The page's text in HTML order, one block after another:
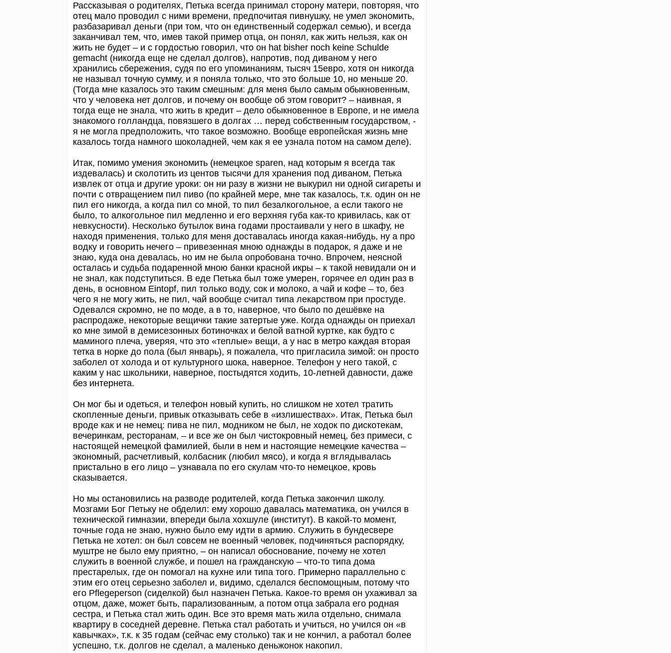
Рассказывая о родителях, Петька всегда принимал сторону матери, повторяя, что
отец мало проводил с ними времени, предпочитая пивнушку, не умел экономить,
разбазаривал деньги (при том, что он единственный содержал семью), и всегда
заканчивал тем, что, имев такой пример отца, он понял, как жить нельзя, как он
жить не будет – и с гордостью говорил, что он hat bisher noch keine Schulde
gemacht (никогда еще не сделал долгов), напротив, под диваном у него
хранились сбережения, судя по его упоминаниям, тысяч 15евро, хотя он никогда
не называл точную сумму, и я поняла только, что это больше 10, но меньше 20.
(Тогда мне казалось это таким смешным: для меня было самым обыкновенным,
что у человека нет долгов, и почему он вообще об этом говорит? – наивная, я
тогда еще не знала, что жить в кредит – дело обыкновенное в Европе, и не имела
знакомого голландца, повязшего в долгах … перед собственным государством, -
я не могла предположить, что такое возможно. Вообще европейская жизнь мне
казалось тогда намного шоколадней, чем как я ее узнала потом на самом деле).
Итак, помимо умения экономить (немецкое sparen, над которым я всегда так
издевалась) и сколотить из центов тысячи для хранения под диваном, Петька
извлек от отца и другие уроки: он ни разу в жизни не выкурил ни одной сигареты и
почти с отвращением пил пиво (по крайней мере, мне так казалось, т.к. один он не
пил его никогда, а когда пил со мной, то пил безалкогольное, а если такого не
было, то алкогольное пил медленно и его верхняя губа как-то кривилась, как от
невкусности). Несколько бутылок вина годами простаивали у него в шкафу, не
находя применения, только для меня доставалась иногда какая-нибудь, ну а про
водку и говорить нечего – привезенная мною однажды в подарок, я даже и не
знаю, куда она девалась, но им не была опробована точно. Впрочем, неясной
осталась и судьба подаренной мною банки красной икры – к такой невидали он и
не знал, как подступиться. В еде Петька был тоже умерен, горячее ел один раз в
день, в основном Eintopf, пил только воду, сок и молоко, а чай и кофе – то, без
чего я не могу жить, не пил, чай вообще считал типа лекарством при простуде.
Одевался скромно, не по моде, а в то, наверное, что было по дешёвке на
распродаже, некоторые вещички такие затертые уже. Когда однажды он приехал
ко мне зимой в демисезонных ботиночках и белой ватной куртке, как будто с
маминого плеча, уверяя, что это «теплые» вещи, а у нас в метро каждая вторая
тетка в норке до пола (был январь), я пожалела, что пригласила зимой: он просто
заболел от холода и от культурного шока, наверное. Телефон у него такой, с
каким у нас школьники, наверное, постыдятся ходить, 10-летней давности, даже
без интернета.
Он мог бы и одеться, и телефон новый купить, но слишком не хотел тратить
скопленные деньги, привык отказывать себе в «излишествах». Итак, Петька был
вроде как и не немец: пива не пил, модником не был, не ходок по дискотекам,
вечеринкам, ресторанам, – и все же он был чистокровный немец, без примеси, с
настоящей немецкой фамилией, были в нем и настоящие немецкие качества –
экономный, расчетливый, колбасник (любил мясо), и когда я вглядывалась
пристально в его лицо – узнавала по его скулам что-то немецкое, кровь
сказывается.
Но мы остановились на разводе родителей, когда Петька закончил школу.
Мозгами Бог Петьку не обделил: ему хорошо давалась математика, он учился в
технической гимназии, впереди была хохшуле (институт). В какой-то момент,
точные года не знаю, нужно было ему идти в армию. Служить в бундесвере
Петька не хотел: он был совсем не военный человек, подчиняться распорядку,
муштре не было ему приятно, – он написал обоснование, почему не хотел
служить в военной службе, и пошел на гражданскую – что-то типа дома
престарелых, где он помогал на кухне или типа того. Примерно параллельно с
этим его отец серьезно заболел и, видимо, сделался беспомощным, потому что
его Pflegeperson (сиделкой) был назначен Петька. Какое-то время он ухаживал за
отцом, даже, может быть, парализованным, а потом отца забрала его родная
сестра, и Петька стал жить один. Все это время мать жила отдельно, снимала
квартиру в соседней деревне. Петька стал работать и учиться, но учился он «в
кавычках», т.к. к 35 годам (сейчас ему столько) так и не кончил, а работал более
успешно, т.к. долгов не сделал, а маленько деньжонок накопил.